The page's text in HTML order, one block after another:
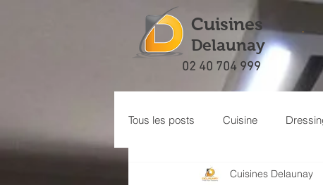
.
Cuisines
Delaunay
02 40 704 999
Tous les posts Cuisine
Meuble bibliothèque Buanderie
Cuisines Delaunay